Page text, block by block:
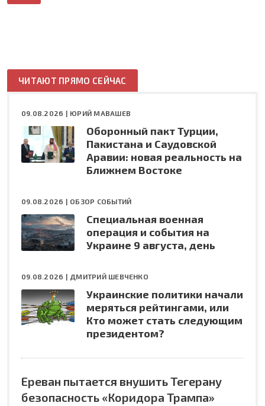
ЧИТАЮТ ПРЯМО СЕЙЧАС
09.08.2026 | ЮРИЙ МАВАШЕВ
Оборонный пакт Турции,
Пакистана и Саудовской
Аравии: новая реальность на
Ближнем Востоке
09.08.2026 | ОБЗОР СОБЫТИЙ
Специальная военная
операция и события на
Украине 9 августа, день
09.08.2026 | ДМИТРИЙ ШЕВЧЕНКО
Украинские политики начали
меряться рейтингами, или
Кто может стать следующим
президентом?
Ереван пытается внушить Тегерану
безопасность «Коридора Трампа»